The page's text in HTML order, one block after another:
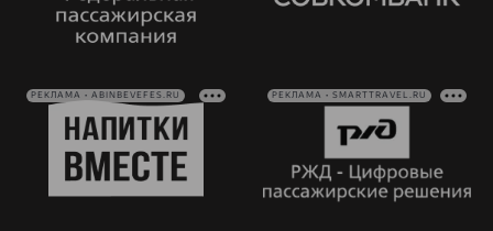
РЕКЛАМА • ABINBEVEFES.RU РЕКЛАМА • SMARTTRAVEL.RU